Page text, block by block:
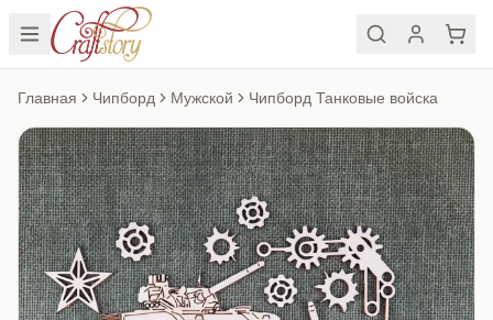
Главная Чипборд Мужской Чипборд Танковые войска